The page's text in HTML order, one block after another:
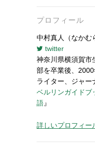
プロフィール
中村真人（なかむ
twitter
神奈川県横須賀市
部を卒業後、
ライター、ジャー
ベルリンガイドブ
語』
詳しいプロフィー